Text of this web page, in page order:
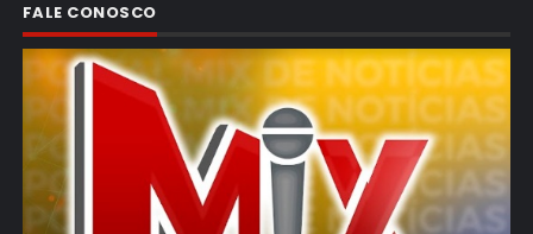
FALE CONOSCO